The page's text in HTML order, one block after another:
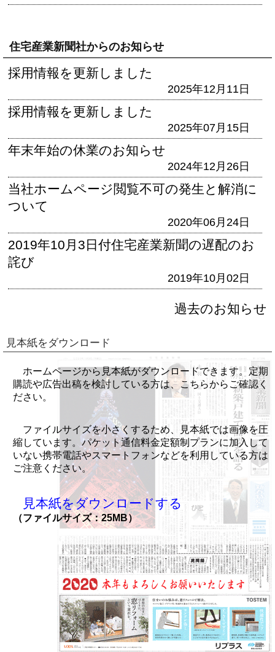
住宅産業新聞社からのお知らせ
採用情報を更新しました
2025年12月11日
採用情報を更新しました
2025年07月15日
年末年始の休業のお知らせ
2024年12月26日
当社ホームページ閲覧不可の発生と解消に
ついて
2020年06月24日
2019年10月3日付住宅産業新聞の遅配のお
詫び
2019年10月02日
過去のお知らせ
見本紙をダウンロード
ホームページから見本紙がダウンロードできます。定期
購読や広告出稿を検討している方は、こちらからご確認く
ださい。
ファイルサイズを小さくするため、見本紙では画像を圧
縮しています。パケット通信料金定額制プランに加入して
いない携帯電話やスマートフォンなどを利用している方は
ご注意ください。
見本紙をダウンロードする
（ファイルサイズ：25MB）